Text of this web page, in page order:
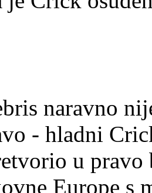
naravno
- hladni
u
Europe s